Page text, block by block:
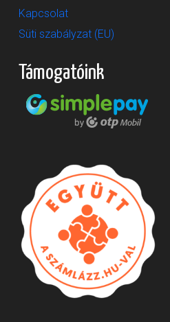
Kapcsolat
Süti szabályzat (EU)
Támogatóink